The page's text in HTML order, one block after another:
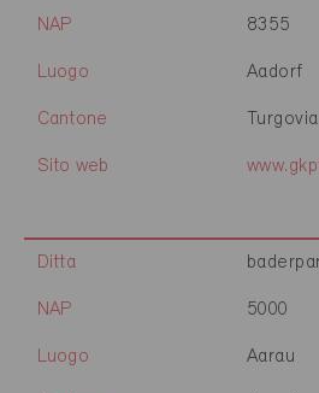
NAP 8355
Luogo Aadorf
Cantone Turgovia
Sito web
Ditta
NAP 5000
Luogo Aarau